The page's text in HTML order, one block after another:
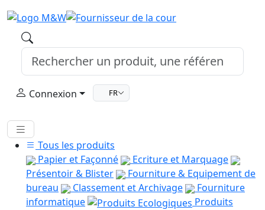
Connexion FR
Tous les produits
Papier et Façonné
Ecriture et Marquage
Présentoir & Blister
Fourniture & Equipement de
bureau
Classement et Archivage
Fourniture
informatique
Produits